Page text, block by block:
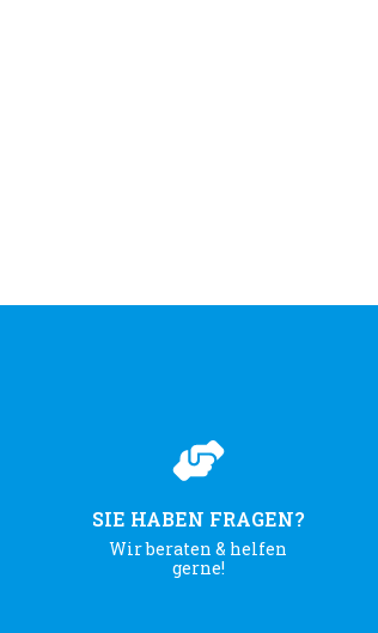
SIE HABEN FRAGEN?
Wir beraten & helfen
gerne!